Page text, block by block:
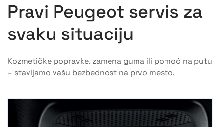
Pravi Peugeot servis za
svaku situaciju
Kozmetičke popravke, zamena guma ili pomoć na putu
– stavljamo vašu bezbednost na prvo mesto.